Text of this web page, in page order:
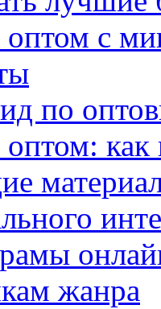
с
по
жанра